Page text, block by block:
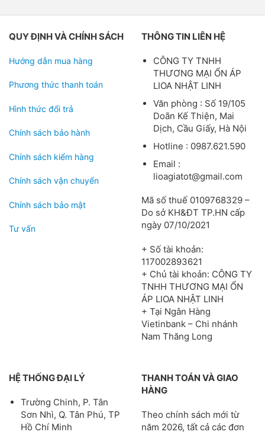
QUY ĐỊNH VÀ CHÍNH SÁCH
Hướng dẫn mua hàng
Phương thức thanh toán
Hình thức đổi trả
Chính sách bảo hành
Chính sách kiểm hàng
Chính sách vận chuyển
Chính sách bảo mật
Tư vấn
THÔNG TIN LIÊN HỆ
CÔNG TY TNHH
THƯƠNG MẠI ỔN ÁP
LIOA NHẬT LINH
Văn phòng : Số 19/105
Doãn Kế Thiện, Mai
Dịch, Cầu Giấy, Hà Nội
Hotline : 0987.621.590
Email :
lioagiatot@gmail.com
Mã số thuế 0109768329 –
Do sở KH&ĐT TP.HN cấp
ngày 07/10/2021
+ Số tài khoản:
117002893621
+ Chủ tài khoản: CÔNG TY
TNHH THƯƠNG MẠI ỔN
ÁP LIOA NHẬT LINH
+ Tại Ngân Hàng
Vietinbank – Chi nhánh
Nam Thăng Long
HỆ THỐNG ĐẠI LÝ
Trường Chinh, P. Tân
Sơn Nhì, Q. Tân Phú, TP
Hồ Chí Minh
THANH TOÁN VÀ GIAO
HÀNG
Theo chính sách mới từ
năm 2026, tất cả các đơn